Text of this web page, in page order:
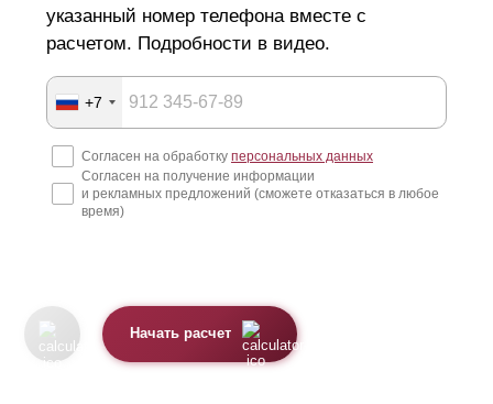
указанный номер телефона вместе с
расчетом. Подробности в видео.
+7
Согласен на обработку персональных данных
Согласен на получение информации
и рекламных предложений (сможете отказаться в любое
время)
Начать расчет